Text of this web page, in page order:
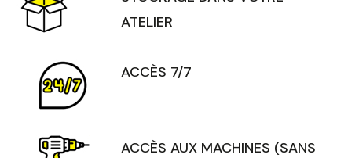
ATELIER
ACCÈS 7/7
ACCÈS AUX MACHINES (SANS